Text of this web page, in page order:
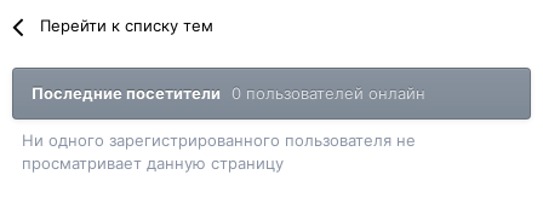
Перейти к списку тем
Последние посетители 0 пользователей онлайн
Ни одного зарегистрированного пользователя не
просматривает данную страницу